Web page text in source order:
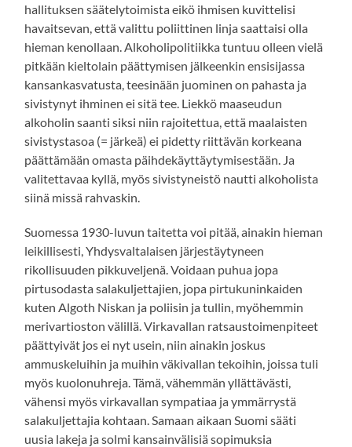
hallituksen säätelytoimista eikö ihmisen kuvittelisi
havaitsevan, että valittu poliittinen linja saattaisi olla
hieman kenollaan. Alkoholipolitiikka tuntuu olleen vielä
pitkään kieltolain päättymisen jälkeenkin ensisijassa
kansankasvatusta, teesinään juominen on pahasta ja
sivistynyt ihminen ei sitä tee. Liekkö maaseudun
alkoholin saanti siksi niin rajoitettua, että maalaisten
sivistystasoa (= järkeä) ei pidetty riittävän korkeana
päättämään omasta päihdekäyttäytymisestään. Ja
valitettavaa kyllä, myös sivistyneistö nautti alkoholista
siinä missä rahvaskin.
Suomessa 1930-luvun taitetta voi pitää, ainakin hieman
leikillisesti, Yhdysvaltalaisen järjestäytyneen
rikollisuuden pikkuveljenä. Voidaan puhua jopa
pirtusodasta salakuljettajien, jopa pirtukuninkaiden
kuten Algoth Niskan ja poliisin ja tullin, myöhemmin
merivartioston välillä. Virkavallan ratsaustoimenpiteet
päättyivät jos ei nyt usein, niin ainakin joskus
ammuskeluihin ja muihin väkivallan tekoihin, joissa tuli
myös kuolonuhreja. Tämä, vähemmän yllättävästi,
vähensi myös virkavallan sympatiaa ja ymmärrystä
salakuljettajia kohtaan. Samaan aikaan Suomi sääti
uusia lakeja ja solmi kansainvälisiä sopimuksia